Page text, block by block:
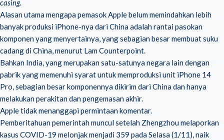
casing.
Alasan utama mengapa pemasok Apple belum memindahkan lebih
banyak produksi iPhone-nya dari China adalah rantai pasokan
komponen yang menyertainya, yang sebagian besar membuat suku
cadang di China, menurut Lam Counterpoint.
Bahkan India, yang merupakan satu-satunya negara lain dengan
pabrik yang memenuhi syarat untuk memproduksi unit iPhone 14
Pro, sebagian besar komponennya dikirim dari China dan hanya
melakukan perakitan dan pengemasan akhir.
Apple tidak menanggapi permintaan komentar.
Pemberitahuan pemerintah muncul setelah Zhengzhou melaporkan
kasus COVID-19 melonjak menjadi 359 pada Selasa (1/11), naik